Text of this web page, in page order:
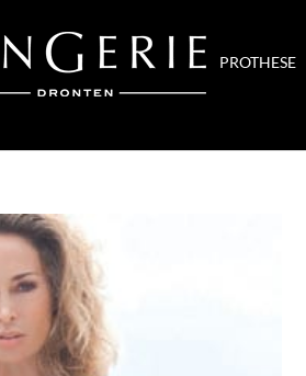
PROTHESE